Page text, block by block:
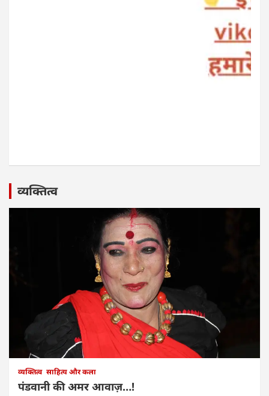
व्यक्तित्व
व्यक्तित्व साहित्य और कला
पंडवानी की अमर आवाज़…!